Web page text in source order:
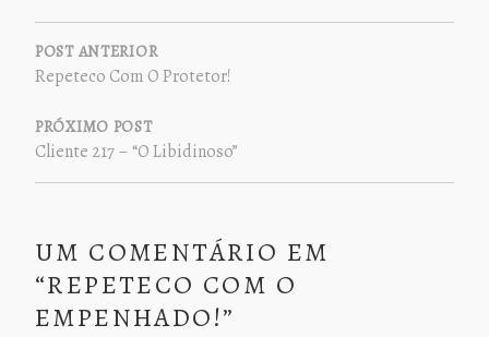
NAVEGAÇÃO
DE
POST
POST ANTERIOR
Repeteco Com O Protetor!
PRÓXIMO POST
Cliente 217 – “O Libidinoso”
UM COMENTÁRIO EM
“REPETECO COM O
EMPENHADO!”